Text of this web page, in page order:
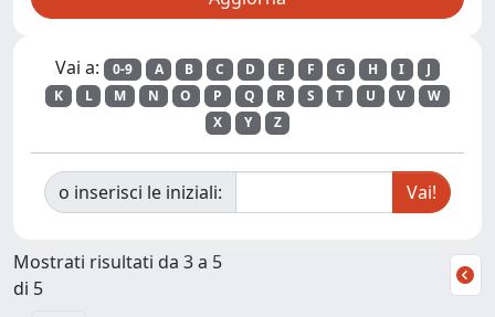
Vai a: 0-9 A B C D E F G H I
J
K
L M N O P Q R S T U V
W
X
Y Z
o inserisci le iniziali:
Mostrati risultati da 3 a 5
di 5